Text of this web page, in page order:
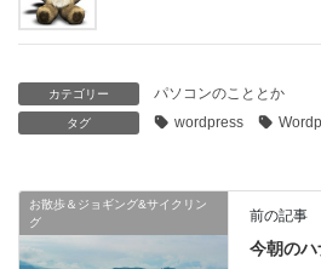
カテゴリー パソコンのこととか
タグ wordpress
お散歩＆ジョギング&サイクリン
グ
前の記事
今朝の